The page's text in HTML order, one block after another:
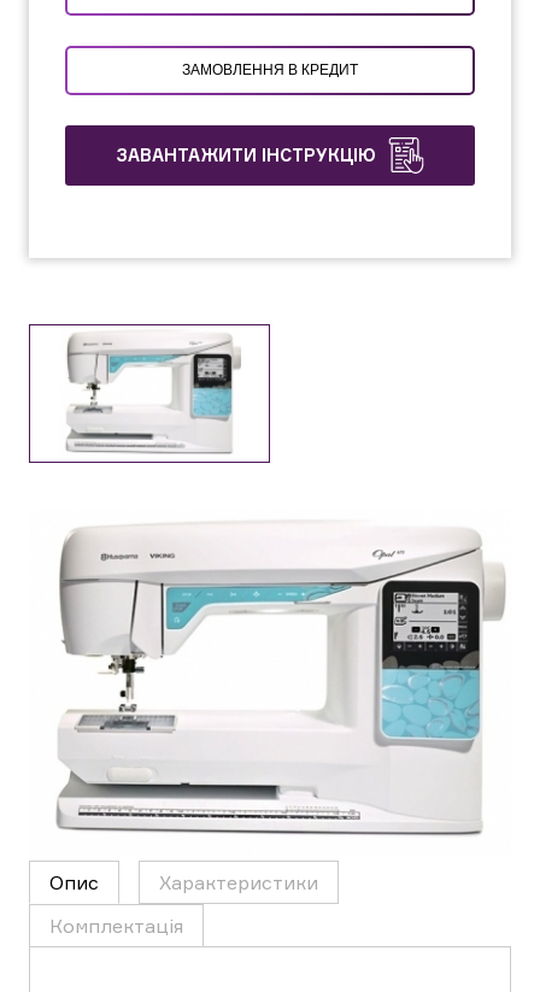
ЗАМОВЛЕННЯ В КРЕДИТ
ЗАВАНТАЖИТИ ІНСТРУКЦІЮ
Опис
Характеристики
Комплектація